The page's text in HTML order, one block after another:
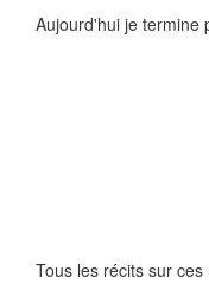
Aujourd'hui je termine
Tous les récits sur